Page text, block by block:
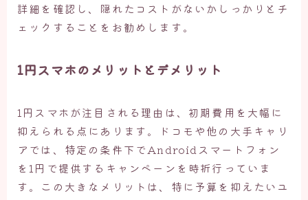
詳細を確認し、隠れたコストがないかしっかりとチ
ェックすることをお勧めします。
1円スマホのメリットとデメリット
1円スマホが注目される理由は、初期費用を大幅に
抑えられる点にあります。ドコモや他の大手キャリ
アでは、特定の条件下でAndroidスマートフォン
を1円で提供するキャンペーンを時折行っていま
す。この大きなメリットは、特に予算を抑えたいユ